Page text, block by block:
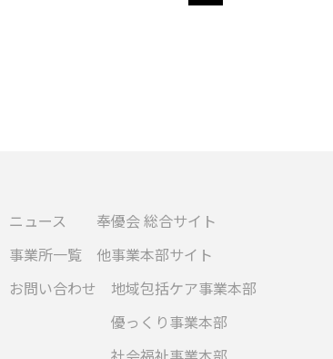
ニュース
事業所一覧
お問い合わせ
奉優会 総合サイト
他事業本部サイト
地域包括ケア事業本部
優っくり事業本部